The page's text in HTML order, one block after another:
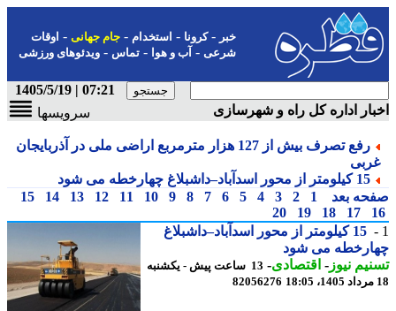
-کرونا-استخدام- جام جهانی-اوقات
شرعی-آب و هوا-تماس-ویدئوهای ورزشی
07:21 | 1405/5/19
اداره کل راه و شهرسازی
سرویسها
رفع تصرف بیش از 127 هزار مترمربع اراضی ملی در آذربایجان
15 کیلومتر از محور اسدآباد–داشبلاغ چهارخطه می شود
بعد
1
2
3
4
5
6
7
8
9
10
11
12
13
14
15
17
18
19
20
15 کیلومتر از محور اسدآباد–داشبلاغ
می شود
نیوز-اقتصادی-
13 ساعت پیش - یکشنبه
82056276